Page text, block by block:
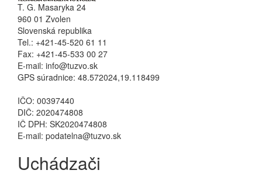
T. G. Masaryka 24
960 01 Zvolen
Slovenská republika
Tel.: +421-45-520 61 11
Fax: +421-45-533 00 27
E-mail: info@tuzvo.sk
GPS súradnice: 48.572024,19.118499
IČO: 00397440
DIČ: 2020474808
IČ DPH: SK2020474808
E-mail: podatelna@tuzvo.sk
Uchádzači